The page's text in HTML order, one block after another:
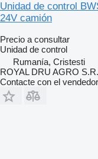
Unidad de control
24V camión
Precio a consultar
Unidad de control
Rumanía, Cristesti
ROYAL DRU AGRO
Contacte con el vendedor